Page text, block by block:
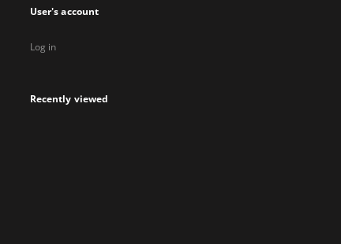
User's account
Log in
Recently viewed